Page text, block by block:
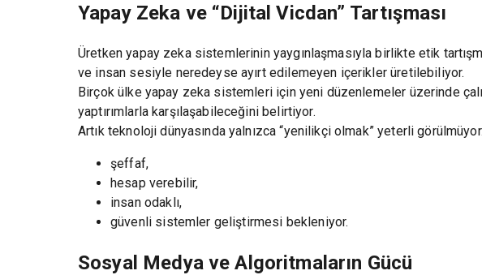
Yapay Zeka ve “Dijital Vicdan” Tartışması
Üretken yapay zeka sistemlerinin yaygınlaşmasıyla birlikte etik
ve insan sesiyle neredeyse ayırt edilemeyen içerikler üretilebiliyor.
Birçok ülke yapay zeka sistemleri için yeni düzenlemeler üzerinde
yaptırımlarla karşılaşabileceğini belirtiyor.
Artık teknoloji dünyasında yalnızca “yenilikçi olmak” yeterli
şeffaf,
hesap verebilir,
insan odaklı,
güvenli sistemler geliştirmesi bekleniyor.
Sosyal Medya ve Algoritmaların Gücü